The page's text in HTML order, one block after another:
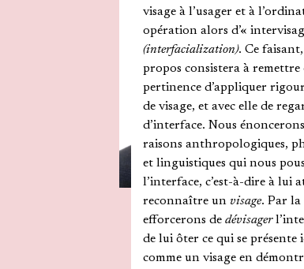
visage à l’usager et à
opération alors d’«
(interfacialization). Ce
propos consistera à remettre
pertinence d’appliquer
de visage, et avec elle de
d’interface. Nous
raisons anthropologiques,
et linguistiques qui nous
l’interface, c’est-à-dire à lui
reconnaître un visage. Par la
efforcerons de dévisager
de lui ôter ce qui se présente
comme un visage en